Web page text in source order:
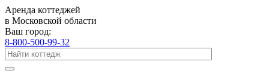
Аренда коттеджей
в Московской области
Ваш город:
8-800-500-99-32